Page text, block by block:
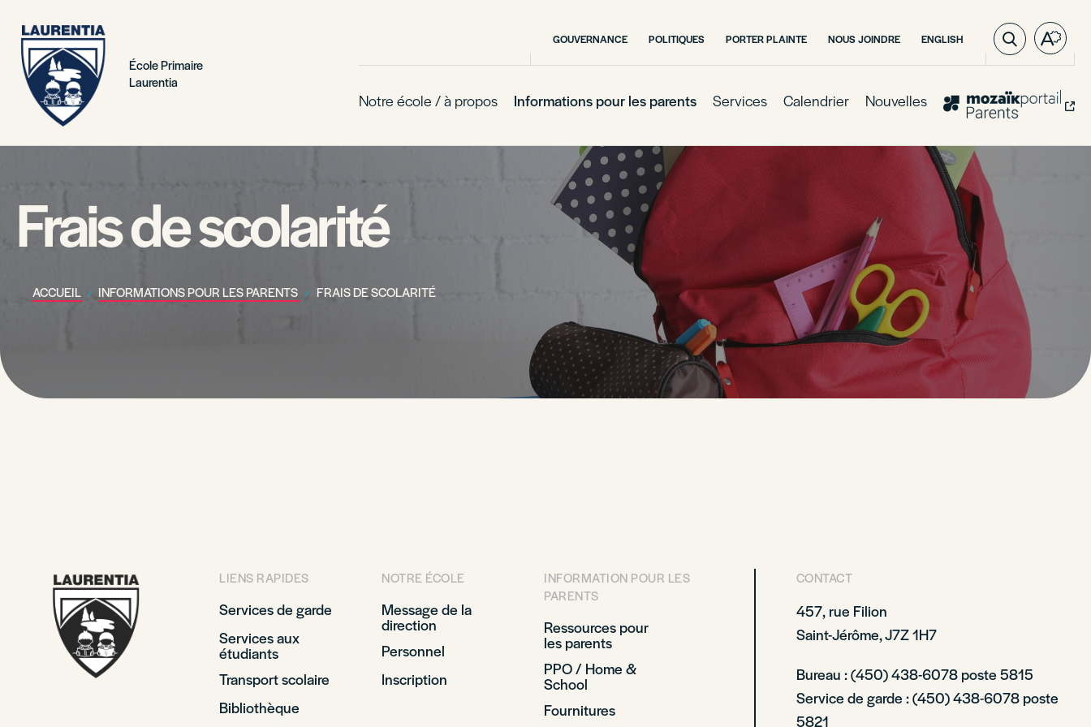
École Primaire
Laurentia
GOUVERNANCE POLITIQUES PORTER PLAINTE NOUS JOINDRE ENGLISHVISITER
PAGE
ENGLISH.
la
Notre école / à propos Informations pour les parents Services Calendrier Nouvelles
Frais de scolarité
ACCUEIL INFORMATIONS POUR LES PARENTS FRAIS DE SCOLARITÉ
LIENS RAPIDES
Services de garde
Services aux
étudiants
Transport scolaire
Bibliothèque
NOTRE ÉCOLE
Message de la
direction
Personnel
Inscription
INFORMATION POUR LES
PARENTS
Ressources pour
les parents
PPO / Home &
School
Fournitures
CONTACT
457, rue Filion
Saint-Jérôme, J7Z 1H7
Bureau : (450) 438-6078 poste 5815
Service de garde : (450) 438-6078 poste
5821